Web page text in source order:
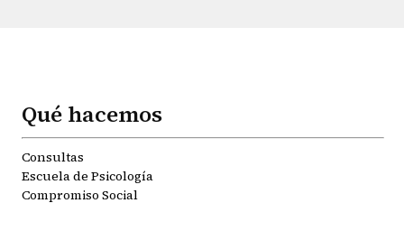
Qué hacemos
Consultas
Escuela de Psicología
Compromiso Social